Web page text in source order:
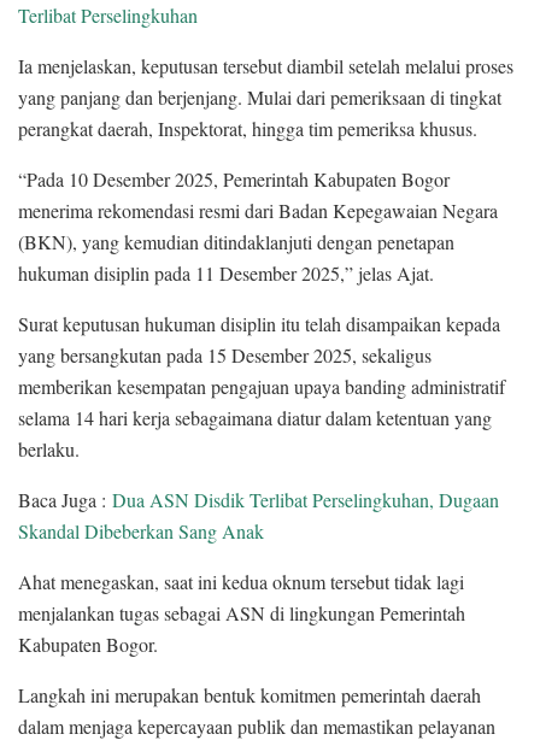
Terlibat Perselingkuhan
Ia menjelaskan, keputusan tersebut diambil setelah melalui proses
yang panjang dan berjenjang. Mulai dari pemeriksaan di tingkat
perangkat daerah, Inspektorat, hingga tim pemeriksa khusus.
“Pada 10 Desember 2025, Pemerintah Kabupaten Bogor
menerima rekomendasi resmi dari Badan Kepegawaian Negara
(BKN), yang kemudian ditindaklanjuti dengan penetapan
hukuman disiplin pada 11 Desember 2025,” jelas Ajat.
Surat keputusan hukuman disiplin itu telah disampaikan kepada
yang bersangkutan pada 15 Desember 2025, sekaligus
memberikan kesempatan pengajuan upaya banding administratif
selama 14 hari kerja sebagaimana diatur dalam ketentuan yang
berlaku.
Baca Juga : Dua ASN Disdik Terlibat Perselingkuhan, Dugaan
Skandal Dibeberkan Sang Anak
Ahat menegaskan, saat ini kedua oknum tersebut tidak lagi
menjalankan tugas sebagai ASN di lingkungan Pemerintah
Kabupaten Bogor.
Langkah ini merupakan bentuk komitmen pemerintah daerah
dalam menjaga kepercayaan publik dan memastikan pelayanan